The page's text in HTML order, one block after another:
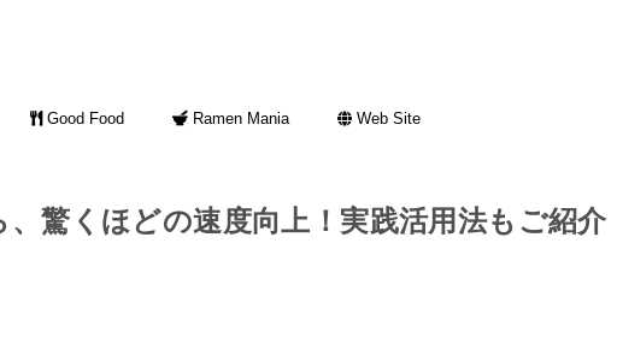
Good Food Ramen Mania Web Site
驚くほどの速度向上！実践活用法もご紹介